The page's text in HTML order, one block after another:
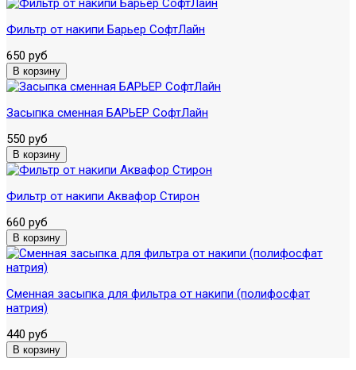
Фильтр от накипи Барьер СофтЛайн
650 руб
Засыпка сменная БАРЬЕР СофтЛайн
550 руб
Фильтр от накипи Аквафор Стирон
660 руб
Сменная засыпка для фильтра от накипи (полифосфат
натрия)
440 руб